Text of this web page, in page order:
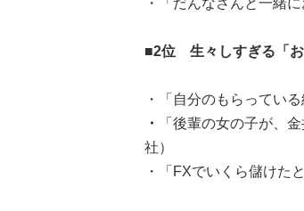
・「だんなさんと一緒
■2位 生々しすぎる「お
・「自分のもらってい
・
「後輩の女の子が、
社）
・「FXでいくら儲けた